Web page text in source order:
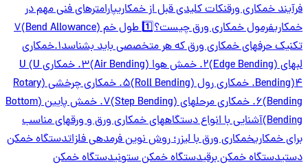
فرآیند خمکاری ورقنکات کلیدی قبل از خمکاریپارامترهای فنی مهم در
خمکاریفرمول خمکاری ورق چیست؟1️⃣ طول خم (Bend Allowance)
۷
تکنیک حرفهای خمکاری ورق که هر متخصصی باید بشناسد 1.خمکاری
لبهای (Edge Bending)
2. خمش هوا (Air Bending)
3. خمکاری U (U
Bending)4. خمکاری رول (Roll Bending)
5. خمکاری چرخشی (Rotary
Bending) 6. خمکاری مرحلهای (Step Bending)
7. خمش پایین (Bottom
Bending) آشنایی با انواع دستگاههای خمکاری ورق و ورقهای مناسب
برای خمکاریخمکاری ورق با لیزر؛ روش نوین فرمدهی فلزاتدستگاه خمکن
دستیدستگاه خمکن برقیدستگاه خمکن ستونیدستگاه خمکن